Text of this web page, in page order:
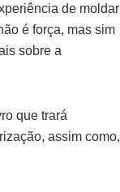
de moldar
é força, mas sim
sobre a
que trará
assim como,